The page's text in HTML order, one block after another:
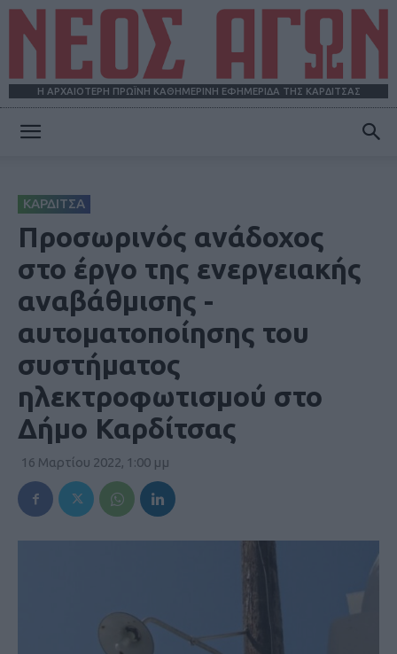
Η ΑΡΧΑΙΟΤΕΡΗ ΠΡΩΪΝΗ ΚΑΘΗΜΕΡΙΝΗ ΕΦΗΜΕΡΙΔΑ ΤΗΣ ΚΑΡΔΙΤΣΑΣ
ΚΑΡΔΙΤΣΑ
Προσωρινός ανάδοχος
στο έργο της ενεργειακής
αναβάθμισης -
αυτοματοποίησης του
συστήματος
ηλεκτροφωτισμού στο
Δήμο Καρδίτσας
16 Μαρτίου 2022, 1:00 μμ